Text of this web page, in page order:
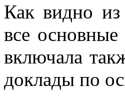
Как видно из
все
включала
доклады по